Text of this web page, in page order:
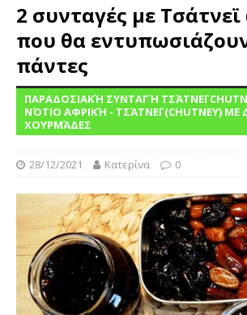
2 συνταγές με
που θα
πάντες
ΠΑΡΑΔΟΣΙΑΚΉ ΣΥΝΤΑΓΉ ΤΣΆΤΝΕΪ
ΝΌΤΙΟ ΑΦΡΙΚΉ - ΤΣΆΤΝΕΪ (CHUTNEY)
ΧΟΥΡΜΆΔΕΣ
28/12/2021 Κατερίνα 0